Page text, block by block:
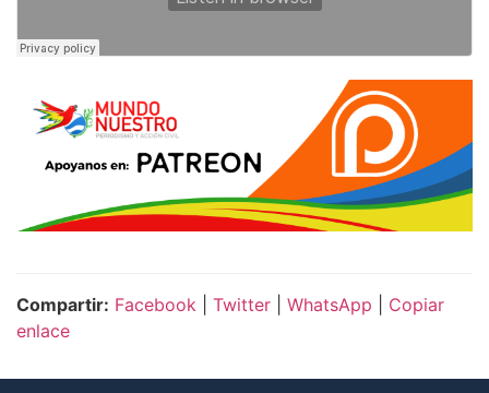
Compartir: Facebook Twitter WhatsApp
Copiar
enlace